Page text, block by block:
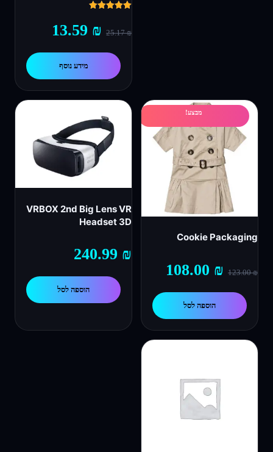
מתוך 5
25.17₪
המחיר
המקורי
היה:
13.59 ₪
הנוכחי
הוא:
13.59 ₪.
מידע נוסף
מבצע!
Cookie Packaging
123.00₪
המחיר
המקורי
היה:
108.00 ₪
הנוכחי
הוא:
108.00 ₪.
הוספה לסל
VRBOX 2nd Big Lens VR
Headset 3D
240.99 ₪
הוספה לסל